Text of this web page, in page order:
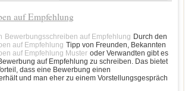
auf Empfehlung
Bewerbungsschreiben auf Empfehlung
auf Empfehlung
auf Empfehlung Muster
Durch den
Tipp von Freunden, Bekannten
oder Verwandten gibt es
auf Empfehlung zu schreiben. Das bietet
dass eine Bewerbung einen
und man eher zu einem Vorstellungsgespräch